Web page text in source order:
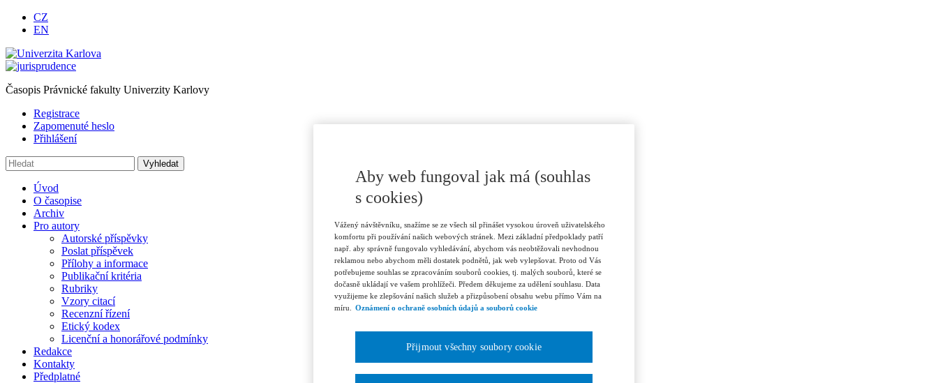
CZ
EN
Časopis Právnické fakulty Univerzity Karlovy
Registrace
Zapomenuté heslo
Přihlášení
Úvod
O časopise
Archiv
Pro autory
Autorské příspěvky
Poslat příspěvek
Přílohy a informace
Publikační kritéria
Rubriky
Vzory citací
Recenzní řízení
Etický kodex
Licenční a honorářové podmínky
Redakce
Kontakty
Předplatné
Aby web fungoval jak má (souhlas
s cookies)
Vážený návštěvníku, snažíme se ze všech sil přinášet vysokou úroveň uživatelského
komfortu při používání našich webových stránek. Mezi základní předpoklady patří
např. aby správně fungovalo vyhledávání, abychom vás neobtěžovali nevhodnou
reklamou nebo abychom měli dostatek podnětů, jak web vylepšovat. Proto od Vás
potřebujeme souhlas se zpracováním souborů cookies, tj. malých souborů, které se
dočasně ukládají ve vašem prohlížeči. Předem děkujeme za udělení souhlasu. Data
využijeme ke zlepšování našich služeb a přizpůsobení obsahu webu přímo Vám na
míru.
Oznámení o ochraně osobních údajů a souborů cookie
Přijmout všechny soubory cookie